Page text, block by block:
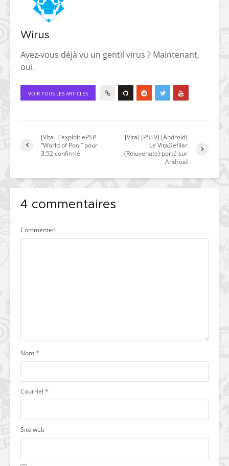
Wirus
Avez-vous déjà vu un gentil virus ? Maintenant,
oui.
VOIR TOUS LES ARTICLES
[Vita] L’exploit ePSP
“World of Pool” pour
3.52 confirmé
[Vita] [PSTV] [Android]
Le VitaDefiler
(Rejuvenate) porté sur
Android
4 commentaires
Commenter
Nom*
Courriel *
Site web